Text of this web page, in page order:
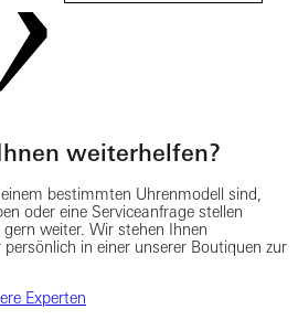
weiterhelfen?
bestimmten Uhrenmodell sind,
oder eine Serviceanfrage stellen
weiter. Wir stehen Ihnen
in einer unserer Boutiquen zur
Experten